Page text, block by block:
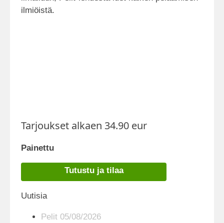
ilmiöistä.
Tarjoukset alkaen 34.90 eur
Painettu
Tutustu ja tilaa
Uutisia
Pelit 05/08/2026